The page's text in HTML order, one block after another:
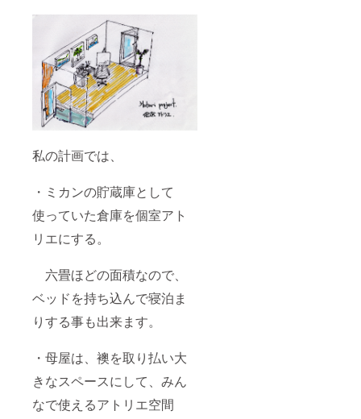
私の計画では、
・ミカンの貯蔵庫として
使っていた倉庫を個室アト
リエにする。
六畳ほどの面積なので、
ベッドを持ち込んで寝泊ま
りする事も出来ます。
・母屋は、襖を取り払い大
きなスペースにして、みん
なで使えるアトリエ空間